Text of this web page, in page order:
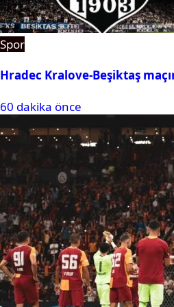
Spor
Hradec Kralove-Beşiktaş
60 dakika önce